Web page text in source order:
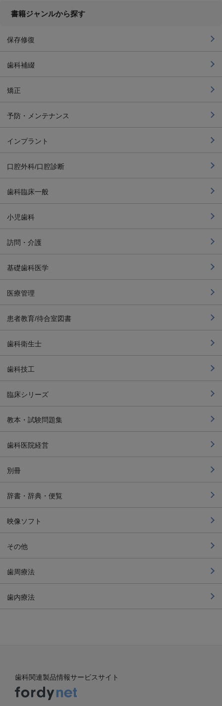
書籍ジャンルから探す
保存修復
歯科補綴
矯正
予防・メンテナンス
インプラント
口腔外科/口腔診断
歯科臨床一般
小児歯科
訪問・介護
基礎歯科医学
医療管理
患者教育/待合室図書
歯科衛生士
歯科技工
臨床シリーズ
教本・試験問題集
歯科医院経営
別冊
辞書・辞典・便覧
映像ソフト
その他
歯周療法
歯内療法
歯科関連製品情報サービスサイト